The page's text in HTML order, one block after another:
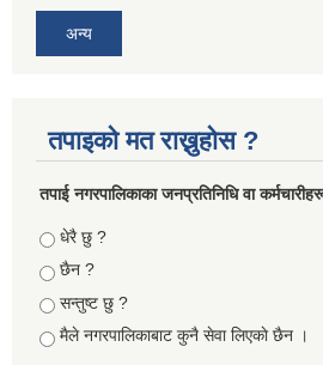
अन्य
तपाइको मत राख्नुहोस ?
तपा‌ई नगरपालिकाका जनप्रतिनिधि वा
Choices
धेरै छु ?
छैन ?
सन्तुष्ट छु ?
मैले नगरपालिकाबाट कुनै सेवा लिएकाे छैन ।